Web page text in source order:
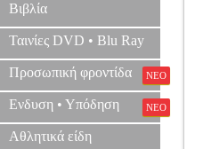
Βιβλία
Ταινίες DVD • Blu Ray
Προσωπική φροντίδα ΝΕΟ
Ενδυση • Υπόδηση ΝΕΟ
Αθλητικά είδη